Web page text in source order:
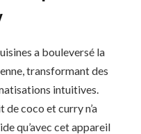
a bouleversé la
transformant des
intuitives.
coco et curry n’a
qu’avec cet appareil